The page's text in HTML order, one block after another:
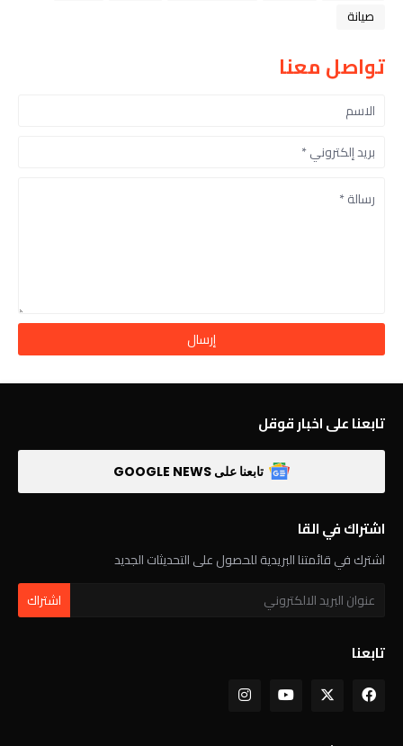
صيانة
تواصل معنا
تابعنا على اخبار قوقل
تابعنا على GOOGLE NEWS
اشتراك في القا
اشترك في قائمتنا البريدية للحصول على التحديثات الجديد
تابعنا